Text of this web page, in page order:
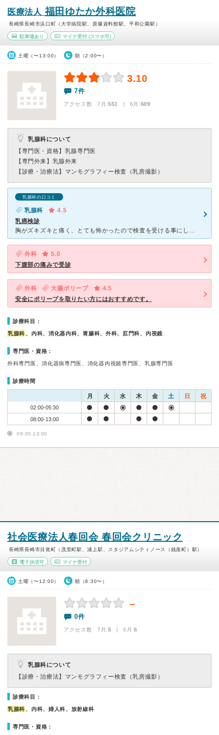
医療法人福田ゆたか外科医院
長崎県長崎市浜口町（大学病院駅、原爆資料館駅、平和公園駅）
駐車場あり マイナ受付(スマホ可)
土曜（〜13:00） 朝（2:00〜）
3.10
7件
アクセス数 7月:551 | 6月:609
乳腺科について
【専門医・資格】 乳腺専門医
【専門外来】 乳腺外来
【診療・治療法】 マンモグラフィー検査（乳房撮影）
乳腺科の口コミ
乳腺科
4.5
乳癌検診
胸がズキズキと痛く、とても怖かったので検査を受ける事にしました。 本来なら検査の予約は2か月待ちとの事だったのですが、私があまりにも不安な事を伝えた為か、隙間の時間に予約を入れて頂きました。 本当
外科
5.0
下腹部の痛みで受診
外科 大腸ポリープ
4.5
安全にポリープを取りたい方にはおすすめです。
診療科目：
乳腺科 、内科、消化器内科、胃腸科、外科、肛門科、内視鏡
専門医・資格：
外科専門医、消化器病専門医、消化器内視鏡専門医、乳腺専門医
診療時間
月 火 水 木 金 土 日 祝
02:00-05:30
08:00-13:00
08:00-13:00
社会医療法人春回会 春回会クリニック
長崎県長崎市目覚町（茂里町駅、浦上駅、スタジアムシティノース（銭座町）駅）
電子決済可 マイナ受付
土曜（〜12:00） 朝（8:30〜）
－
0件
アクセス数 7月:5 | 6月:6
乳腺科について
【診療・治療法】 マンモグラフィー検査（乳房撮影）
診療科目：
乳腺科 、内科、婦人科、放射線科
専門医・資格：